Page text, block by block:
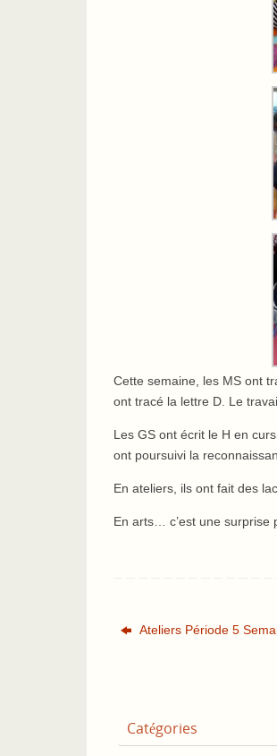
Cette semaine, les MS ont
ont tracé la lettre D. Le
Les GS ont écrit le H en
ont poursuivi la
En ateliers, ils ont fait des
En arts… c’est une surprise
Ateliers Période 5
Catégories